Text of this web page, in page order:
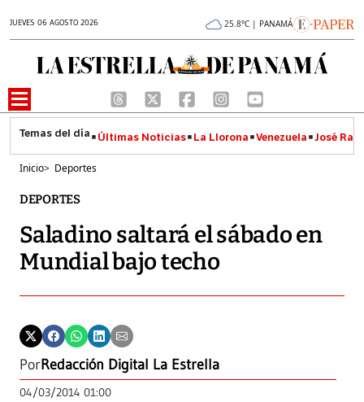
JUEVES 06 AGOSTO 2026 25.8°C | PANAMÁ
Últimas Noticias La Llorona Venezuela José
Inicio> Deportes
DEPORTES
Saladino saltará el sábado en
Mundial bajo techo
PorRedacción Digital La Estrella
04/03/2014 01:00